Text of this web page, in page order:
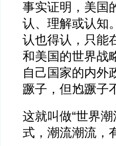
事实证明，美国
认、理解或认知
认也得认，只能
和美国的世界战
自己国家的内外
蹶子，但尥蹶子
这就叫做“世界
式，潮流潮流，